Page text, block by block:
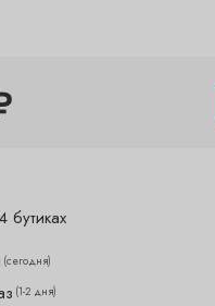
бутиках
(1-2 дня)
(сегодня)